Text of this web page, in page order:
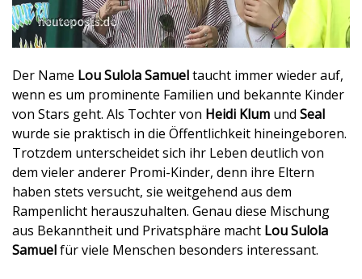
Der Name Lou Sulola Samueltaucht immer wieder auf,
wenn es um prominente Familien und bekannte Kinder
von Stars geht. Als Tochter von Heidi Klum und Seal
wurde sie praktisch in die Öffentlichkeit hineingeboren.
Trotzdem unterscheidet sich ihr Leben deutlich von
dem vieler anderer Promi-Kinder, denn ihre Eltern
haben stets versucht, sie weitgehend aus dem
Rampenlicht herauszuhalten. Genau diese Mischung
aus Bekanntheit und Privatsphäre macht Lou Sulola
Samuelfür viele Menschen besonders interessant.